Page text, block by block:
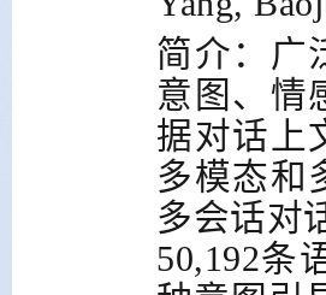
简介：广
意图、情
据对话上
多模态和
多会话对
50,192条